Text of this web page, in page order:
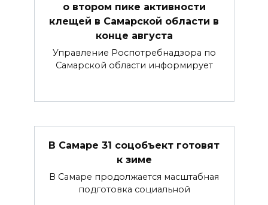
о втором пике активности
клещей в Самарской области в
конце августа
Управление Роспотребнадзора по
Самарской области информирует
В Самаре 31 соцобъект готовят
к зиме
В Самаре продолжается масштабная
подготовка социальной